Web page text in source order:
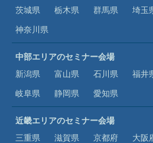
茨城県
栃木県 群馬県 埼玉
神奈川県
中部エリアのセミナー会場
新潟県
富山県 石川県 福井
岐阜県
静岡県 愛知県
近畿エリアのセミナー会場
三重県
滋賀県 京都府 大阪